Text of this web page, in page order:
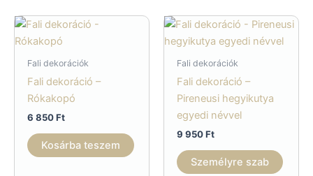
Fali dekorációk
Fali dekoráció –
Rókakopó
6 850Ft
Kosárba teszem
Fali dekorációk
Fali dekoráció –
Pireneusi hegyikutya
egyedi névvel
9 950Ft
Személyre szab